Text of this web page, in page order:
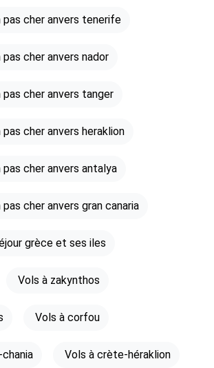
pas cher anvers tenerife
cher anvers nador
cher anvers tanger
cher anvers heraklion
cher anvers antalya
cher anvers gran canaria
grèce et ses iles
Vols à zakynthos
Vols à corfou
Vols à crète-héraklion